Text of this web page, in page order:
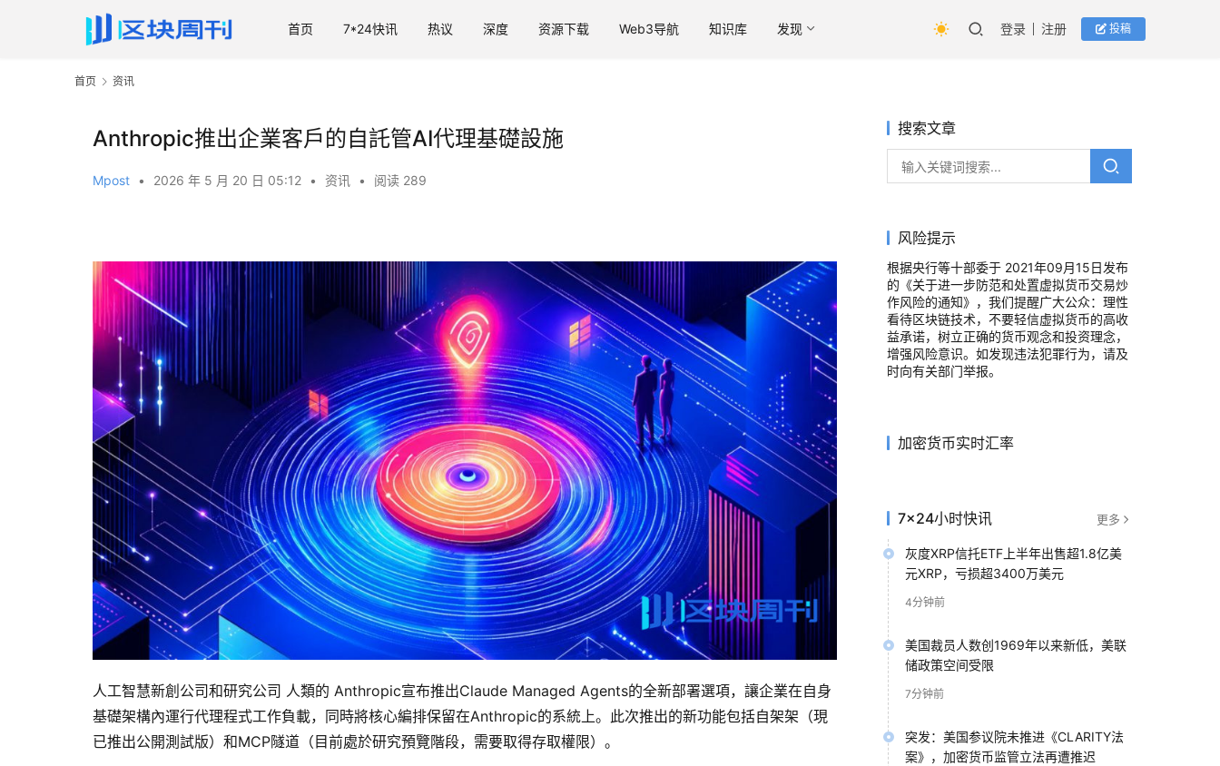
首页 7*24快讯 热议 深度 资源下载 Web3导航 知识库 发现 登录 注册 投稿
首页 资讯
Anthropic推出企業客戶的自託管AI代理基礎設施
Mpost • 2026 年 5 月 20 日 05:12 • 资讯 • 阅读 289
人工智慧新創公司和研究公司 人類的 Anthropic宣布推出Claude Managed Agents的全新部署選項，讓企業在自身
基礎架構內運行代理程式工作負載，同時將核心編排保留在Anthropic的系統上。此次推出的新功能包括自架架（現
已推出公開測試版）和MCP隧道（目前處於研究預覽階段，需要取得存取權限）。
搜索文章
风险提示
根据央行等十部委于 2021年09月15日发布
的《关于进一步防范和处置虚拟货币交易炒
作风险的通知》，我们提醒广大公众：理性
看待区块链技术，不要轻信虚拟货币的高收
益承诺，树立正确的货币观念和投资理念，
增强风险意识。如发现违法犯罪行为，请及
时向有关部门举报。
加密货币实时汇率
7×24小时快讯 更多
灰度XRP信托ETF上半年出售超1.8亿美
元XRP，亏损超3400万美元
4分钟前
美国裁员人数创1969年以来新低，美联
储政策空间受限
7分钟前
突发：美国参议院未推进《CLARITY法
案》，加密货币监管立法再遭推迟